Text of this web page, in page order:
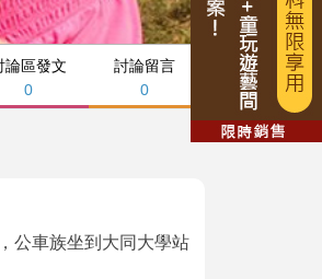
論區發文
0
討論留言
0
公車族坐到大同大學站